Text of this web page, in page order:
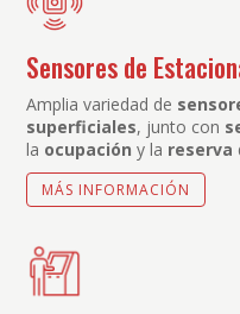
Sensores de
Amplia variedad de
superficiales, junto con
la ocupación y la reserva
MÁS INFORMACIÓN